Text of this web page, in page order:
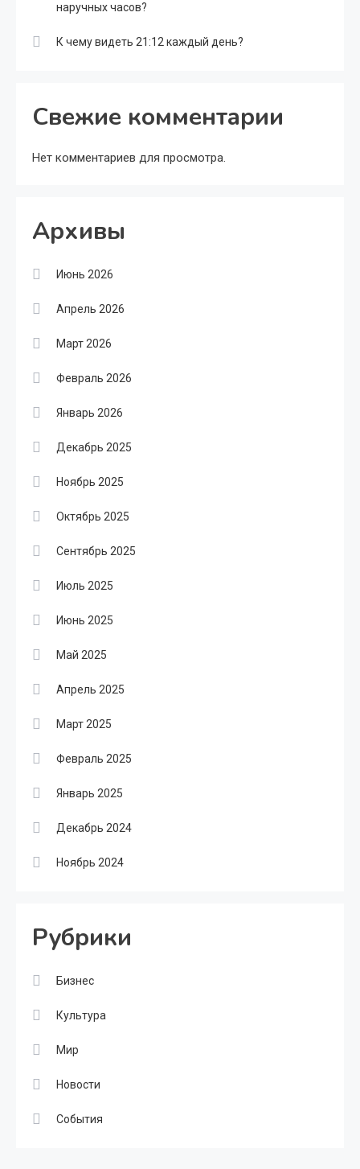
наручных часов?
К чему видеть 21:12 каждый день?
Свежие комментарии
Нет комментариев для просмотра.
Архивы
Июнь 2026
Апрель 2026
Март 2026
Февраль 2026
Январь 2026
Декабрь 2025
Ноябрь 2025
Октябрь 2025
Сентябрь 2025
Июль 2025
Июнь 2025
Май 2025
Апрель 2025
Март 2025
Февраль 2025
Январь 2025
Декабрь 2024
Ноябрь 2024
Рубрики
Бизнес
Культура
Мир
Новости
События